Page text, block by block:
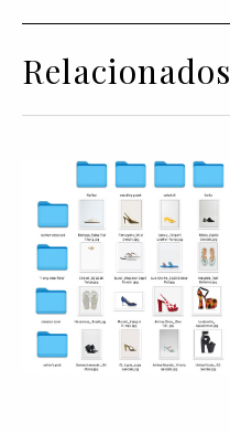
Relacionados